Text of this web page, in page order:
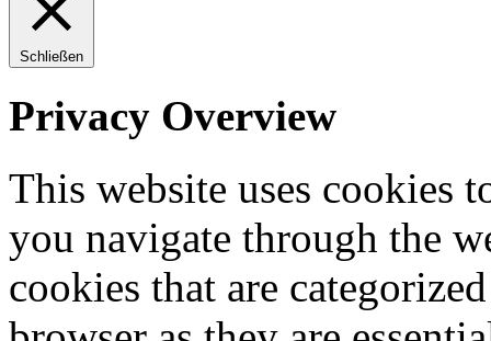
Schließen
Privacy Overview
This website uses cookies
you navigate through the
cookies that are